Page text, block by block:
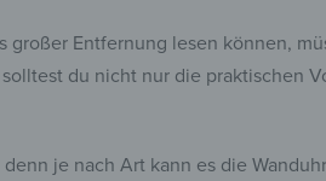
großer Entfernung lesen können,
du nicht nur die praktischen
je nach Art kann es die